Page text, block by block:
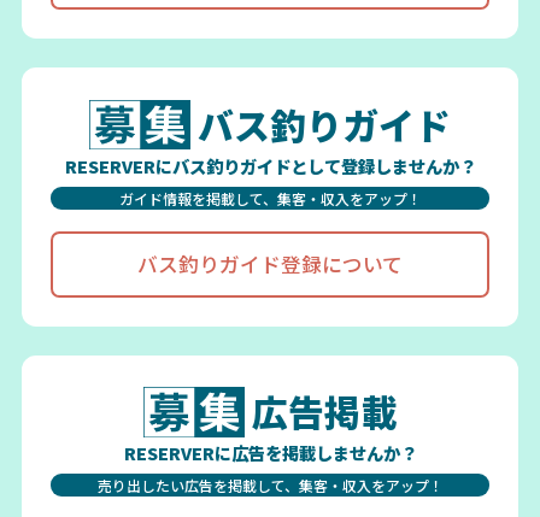
バス釣りガイド
RESERVERにバス釣りガイドとして登録しませんか？
ガイド情報を掲載して、集客・収入をアップ！
バス釣りガイド登録について
広告掲載
RESERVERに広告を掲載しませんか？
売り出したい広告を掲載して、集客・収入をアップ！